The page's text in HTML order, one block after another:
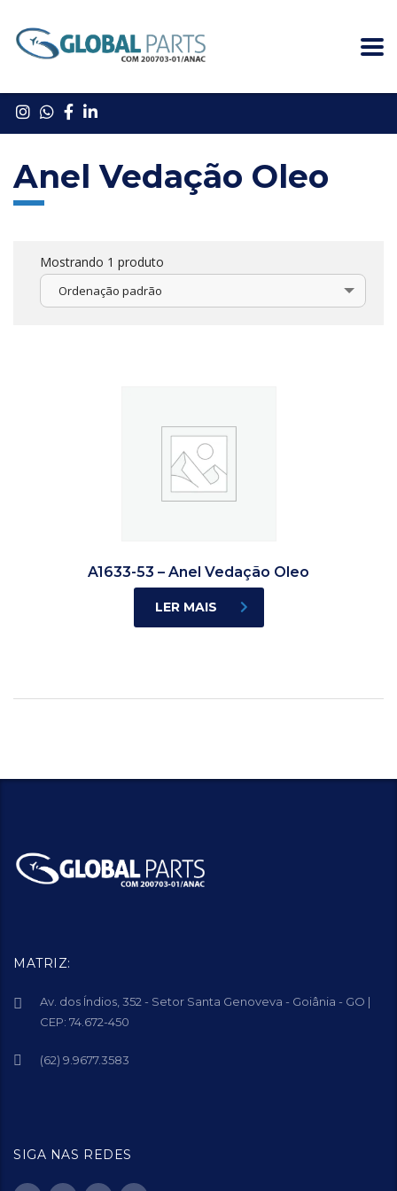
Anel Vedação Oleo
Mostrando 1 produto
Ordenação padrão
A1633-53 – Anel Vedação Oleo
LER MAIS
MATRIZ:
Av. dos Índios, 352 - Setor Santa Genoveva - Goiânia - GO |
CEP: 74.672-450
(62) 9.9677.3583
SIGA NAS REDES